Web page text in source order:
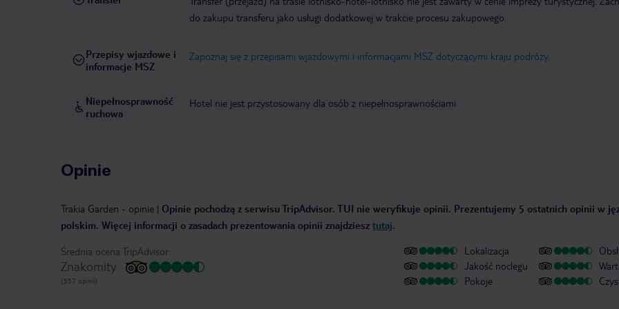
do zakupu transferu jako usługi dodatkowej w trakcie procesu zakupowego.
Przepisy wjazdowe i
informacje MSZ
Zapoznaj się z przepisami wjazdowymi i informacjami MSZ dotyczącymi kraju podróży.
Niepełnosprawność
ruchowa
Hotel nie jest przystosowany dla osób z niepełnosprawnościami
Opinie
Trakia Garden - opinie | Opinie pochodzą z serwisu TripAdvisor. TUI nie weryfikuje opinii. Prezentujemy 5 ostatnich opinii w
polskim. Więcej informacji o zasadach prezentowania opinii znajdziesz tutaj.
Średnia ocena TripAdvisor:
Znakomity
(557 opinii)
Lokalizacja
Jakość noclegu
Pokoje